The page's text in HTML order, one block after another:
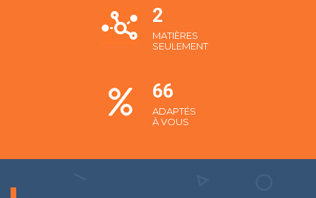
2
MATIÈRES
SEULEMENT
80
ADAPTÉS
À VOUS